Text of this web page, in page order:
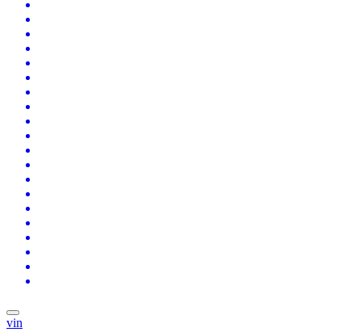
vin